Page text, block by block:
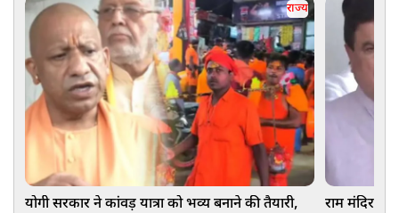
राज्य
योगी सरकार ने कांवड़ यात्रा को भव्य बनाने की तैयारी, राम मंदिर